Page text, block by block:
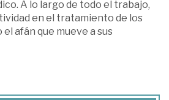
A lo largo de todo el trabajo,
en el tratamiento de los
afán que mueve a sus